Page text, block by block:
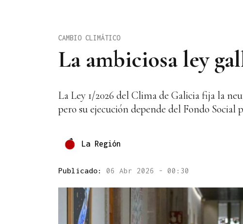
La ambiciosa ley
CAMBIO CLIMÁTICO
La Ley 1/2026 del Clima de Galicia fija la
pero su ejecución depende del Fondo
La Región
Publicado: 06 Abr 2026 - 00:30